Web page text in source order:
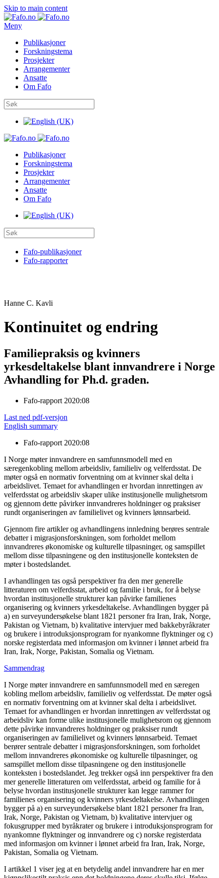
Skip to main content
Meny
Publikasjoner
Forskningstema
Prosjekter
Arrangementer
Ansatte
Om Fafo
Publikasjoner
Forskningstema
Prosjekter
Arrangementer
Ansatte
Om Fafo
Fafo-publikasjoner
Fafo-rapporter
Hanne C. Kavli
Kontinuitet og endring
Familiepraksis og kvinners
yrkesdeltakelse blant innvandrere i Norge
Avhandling for Ph.d. graden.
Fafo-rapport 2020:08
Last ned pdf-versjon
English summary
Fafo-rapport 2020:08
I Norge møter innvandrere en samfunnsmodell med en
særegenkobling mellom arbeidsliv, familieliv og velferdsstat. De
møter også en normativ forventning om at kvinner skal delta i
arbeidslivet. Temaet for avhandlingen er hvordan innrettingen av
velferdsstat og arbeidsliv skaper ulike institusjonelle mulighetsrom
og gjennom dette påvirker innvandreres holdninger og praksiser
rundt organiseringen av familielivet og kvinners lønnsarbeid.
Gjennom fire artikler og avhandlingens innledning berøres sentrale
debatter i migrasjonsforskningen, som forholdet mellom
innvandreres økonomiske og kulturelle tilpasninger, og samspillet
mellom disse tilpasningene og den institusjonelle konteksten de
møter i bostedslandet.
I avhandlingen tas også perspektiver fra den mer generelle
litteraturen om velferdsstat, arbeid og familie i bruk, for å belyse
hvordan institusjonelle strukturer kan påvirke familienes
organisering og kvinners yrkesdeltakelse. Avhandlingen bygger på
a) en surveyundersøkelse blant 1821 personer fra Iran, Irak, Norge,
Pakistan og Vietnam, b) kvalitative intervjuer med bakkebyråkrater
og brukere i introduksjonsprogram for nyankomne flyktninger og c)
norske registerdata med informasjon om kvinner i lønnet arbeid fra
Iran, Irak, Norge, Pakistan, Somalia og Vietnam.
Sammendrag
I Norge møter innvandrere en samfunnsmodell med en særegen
kobling mellom arbeidsliv, familieliv og velferdsstat. De møter også
en normativ forventning om at kvinner skal delta i arbeidslivet.
Temaet for avhandlingen er hvordan innrettingen av velferdsstat og
arbeidsliv kan forme ulike institusjonelle mulighetsrom og gjennom
dette påvirke innvandreres holdninger og praksiser rundt
organiseringen av familielivet og kvinners lønnsarbeid. Temaet
berører sentrale debatter i migrasjonsforskningen, som forholdet
mellom innvandreres økonomiske og kulturelle tilpasninger, og
samspillet mellom disse tilpasningene og den institusjonelle
konteksten i bostedslandet. Jeg trekker også inn perspektiver fra den
mer generelle litteraturen om velferdsstat, arbeid og familie for å
belyse hvordan institusjonelle strukturer kan legge rammer for
familienes organisering og kvinners yrkesdeltakelse. Avhandlingen
bygger på a) en surveyundersøkelse blant 1821 personer fra Iran,
Irak, Norge, Pakistan og Vietnam, b) kvalitative intervjuer og
fokusgrupper med byråkrater og brukere i introduksjonsprogram for
nyankomne flyktninger og innvandrere og c) norske registerdata
med informasjon om kvinner i lønnet arbeid fra Iran, Irak, Norge,
Pakistan, Somalia og Vietnam.
I artikkel 1 viser jeg at en betydelig andel innvandrere har en mer